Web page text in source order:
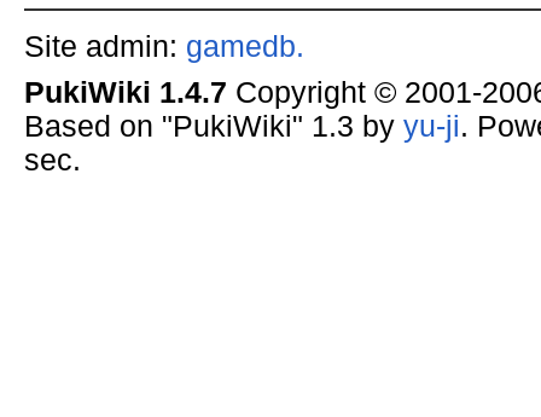
Site admin: gamedb.
PukiWiki 1.4.7 Copyright © 2001-
Based on "PukiWiki" 1.3 by yu-ji.
sec.